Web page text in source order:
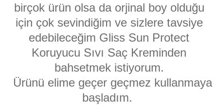
birçok ürün olsa da orjinal boy olduğu
için çok sevindiğim ve sizlere tavsiye
edebileceğim Gliss Sun Protect
Koruyucu Sıvı Saç Kreminden
bahsetmek istiyorum.
Ürünü elime geçer geçmez kullanmaya
başladım.